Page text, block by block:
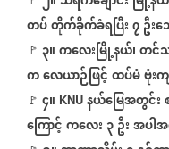
တပ်တိုက်ခိုက်ခံရပြီး၇ဦး
🚩 ၃။ကလေးမြို့နယ်၊တင်သ
ကလေယာဉ်ဖြင့်ထပ်မံဗုံး
🚩 ၄။ KNU နယ်မြေအတွင်း
ကြောင့်ကလေး၃ဦးအပါ